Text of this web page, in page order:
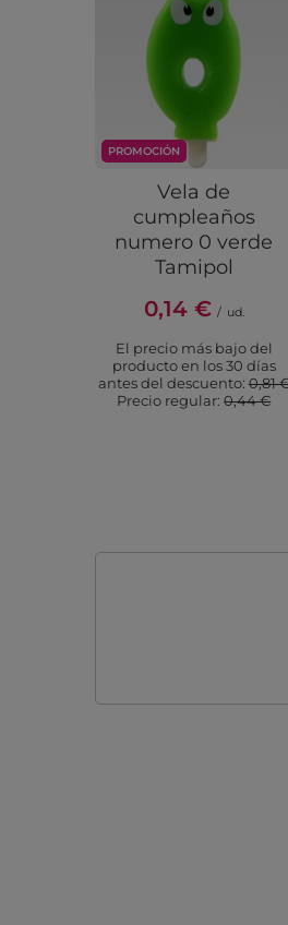
PROMOCIÓN
Vela de
cumpleaños
numero 0 verde
Tamipol
0,14 € / ud.
El precio más bajo del
producto en los 30 días
antes del descuento: 0,81
Precio regular:0,44 €